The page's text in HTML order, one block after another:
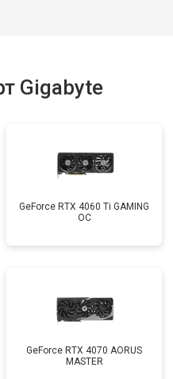
Gigabyte
GeForce RTX 4060 Ti GAMING
OC
GeForce RTX 4070 AORUS
MASTER